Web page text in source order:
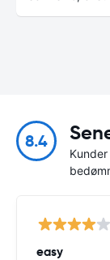
8.4
easy